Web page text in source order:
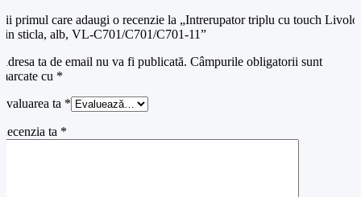
primul care adaugi o recenzie la „Intrerupator triplu cu touch Livolo
sticla, alb, VL-C701/C701/C701-11”
ta de email nu va fi publicată. Câmpurile obligatorii sunt
cu *
ta *
ta *